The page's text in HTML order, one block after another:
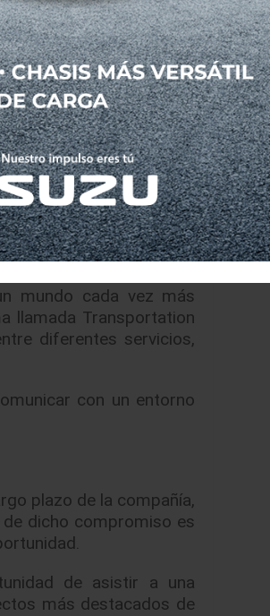
para lograr las
El diseño interior se
su espacio de trabajo,
las ciudades cuentan
En lugar de
la visión de mejorar
de conducción
mundo cada vez más
llamada Transportation
diferentes servicios,
con un entorno
plazo de la compañía,
dicho compromiso es
de asistir a una
más destacados de